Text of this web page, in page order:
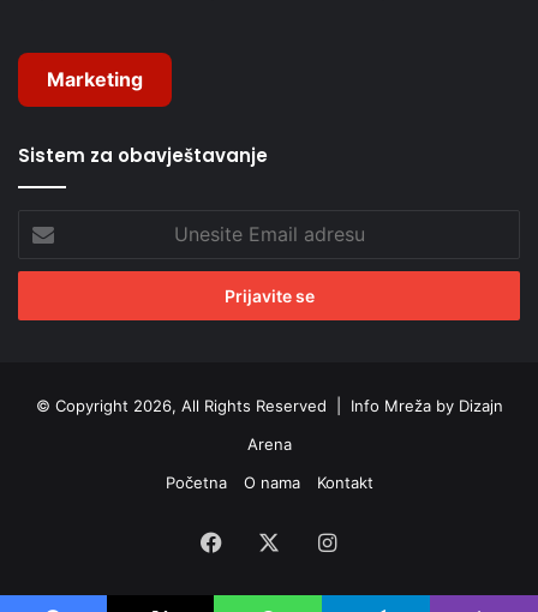
Marketing
Sistem za obavještavanje
Email
adresu
© Copyright 2026, All Rights Reserved | Info Mreža by Dizajn
Arena
Početna
O nama Kontakt
Facebook Instagram